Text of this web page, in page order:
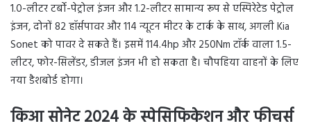
1.0-लीटर टर्बो-पेट्रोल इंजन और 1.2-लीटर सामान्य रूप से एस्पिरेटेड पेट्रोल
इंजन, दोनों 82 हॉर्सपावर और 114 न्यूटन मीटर के टार्क के साथ, अगली Kia
Sonet को पावर दे सकते हैं। इसमें 114.4hp और 250Nm टॉर्क वाला 1.5-
लीटर, फोर-सिलेंडर, डीजल इंजन भी हो सकता है। चौपहिया वाहनों के लिए
नया डैशबोर्ड होगा।
किआ सोनेट 2024 के स्पेसिफिकेशन और फीचर्स